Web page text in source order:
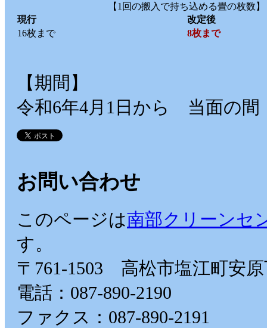
【1回の搬入で持ち込める畳の枚数】
現行
改定後
16枚まで
8枚まで
【期間】
令和6年4月1日から 当面の間
お問い合わせ
このページは南部クリーンセ
す。
〒761-1503 高松市塩江町安原
電話：087-890-2190
ファクス：087-890-2191